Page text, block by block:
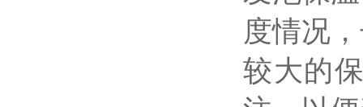
度情况
较大的